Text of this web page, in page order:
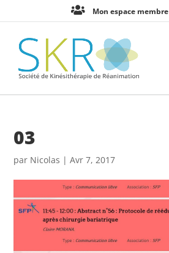
Mon espace membre
03
par Nicolas |Avr 7, 2017